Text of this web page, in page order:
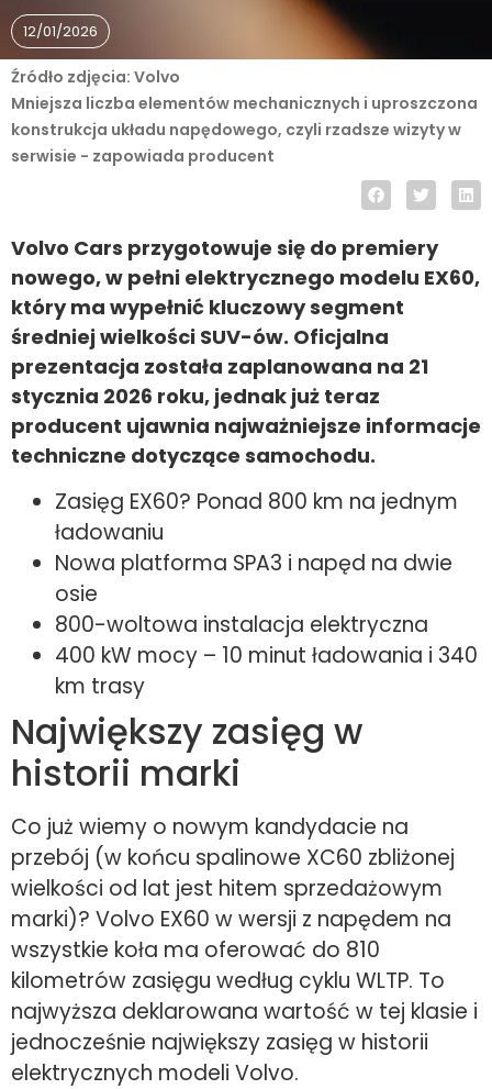
12/01/2026
Mniejsza liczba elementów mechanicznych i uproszczona
konstrukcja układu napędowego, czyli rzadsze wizyty w
serwisie - zapowiada producent
Źródło zdjęcia: Volvo
Volvo Cars przygotowuje się do premiery
nowego, w pełni elektrycznego modelu EX60,
który ma wypełnić kluczowy segment
średniej wielkości SUV-ów. Oficjalna
prezentacja została zaplanowana na 21
stycznia 2026 roku, jednak już teraz
producent ujawnia najważniejsze informacje
techniczne dotyczące samochodu.
Zasięg EX60? Ponad 800 km na jednym
ładowaniu
Nowa platforma SPA3 i napęd na dwie
osie
800-woltowa instalacja elektryczna
400 kW mocy – 10 minut ładowania i 340
km trasy
Największy zasięg w
historii marki
Co już wiemy o nowym kandydacie na
przebój (w końcu spalinowe XC60 zbliżonej
wielkości od lat jest hitem sprzedażowym
marki)? Volvo EX60 w wersji z napędem na
wszystkie koła ma oferować do 810
kilometrów zasięgu według cyklu WLTP. To
najwyższa deklarowana wartość w tej klasie i
jednocześnie największy zasięg w historii
elektrycznych modeli Volvo.